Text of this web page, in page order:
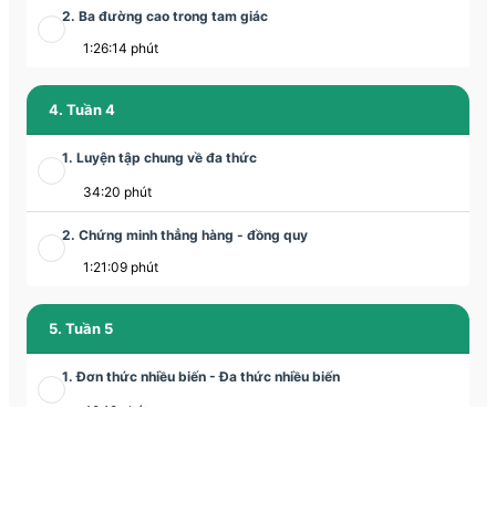
2. Ba đường cao trong tam giác
1:26:14 phút
4. Tuần 4
1. Luyện tập chung về đa thức
34:20 phút
2. Chứng minh thẳng hàng - đồng quy
1:21:09 phút
5. Tuần 5
1. Đơn thức nhiều biến - Đa thức nhiều biến
49:18 phút